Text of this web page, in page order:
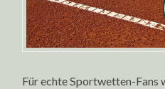
Für echte Sportwetten-Fans